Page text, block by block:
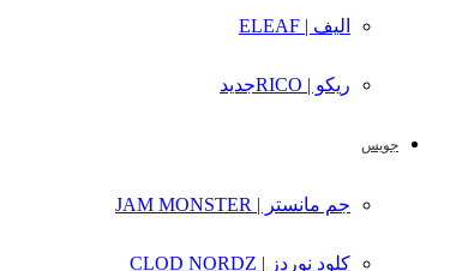
الیف | ELEAF
ریکو | RICO جدید
جویس
جم مانستر | JAM MONSTER
کلود نوردز | CLOD NORDZ